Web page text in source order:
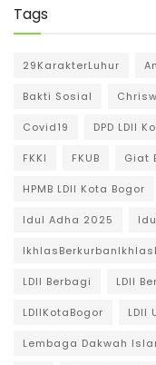
Tags
29KarakterLuhur
Bakti Sosial
Covid19 DPD LDII
FKKI FKUB Giat
HPMB LDII Kota Bogor
Idul Adha 2025
LDII Berbagi LDII
LDIIKotaBogor LDII
Lembaga Dakwah